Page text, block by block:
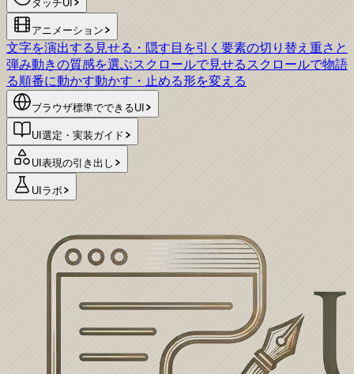
タッチUI
アニメーション
文字を演出する 見せる・隠す 目を引く 要素の切り替え 重さと
弾み動きの質感を選ぶスクロールで見せる スクロールで物語
る順番に動かす動かす・止める形を変える
ブラウザ標準でできるUI
UI選定・実装ガイド
UI表現の引き出し
UIラボ